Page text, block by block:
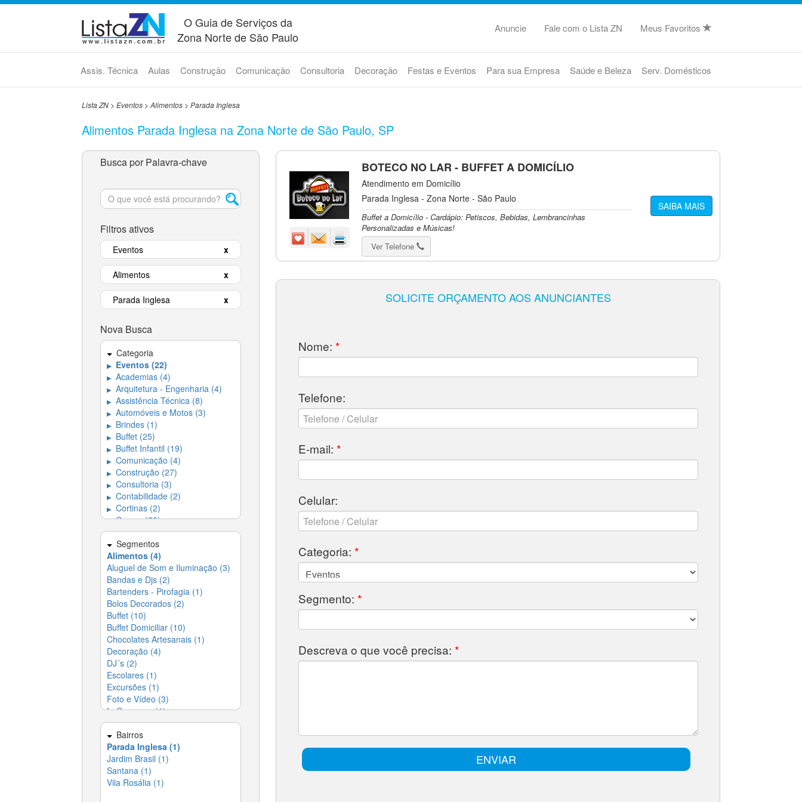
O Guia de Serviços da
Zona Norte de São Paulo
Anuncie Fale com o Lista ZN Meus Favoritos
Assis. Técnica Aulas Construção Comunicação Consultoria Decoração Festas e Eventos Para sua Empresa Saúde e Beleza Serv. Domésticos
Lista ZN> Eventos> Alimentos> Parada Inglesa
Alimentos Parada Inglesa na Zona Norte de São Paulo, SP
Busca por Palavra-chave
Filtros ativos
Eventos x
Alimentos x
Parada Inglesa x
Nova Busca
Categoria
▶ Eventos (22)
▶ Academias (4)
▶ Arquitetura - Engenharia (4)
▶ Assistência Técnica (8)
▶ Automóveis e Motos (3)
▶ Brindes (1)
▶ Buffet (25)
▶ Buffet Infantil (19)
▶ Comunicação (4)
▶ Construção (27)
▶ Consultoria (3)
▶ Contabilidade (2)
▶ Cortinas (2)
▶ Cursos (20)
▶ Decoração (18)
▶ Dedetizadora (4)
▶ Dedetizadoras e
Desentupidoras (5)
▶ Desentupidoras (5)
▶ Entregas em Domicílio -
Delivery (4)
▶ Escolas (21)
▶ Esoterismo (1)
▶ Festas (26)
▶ Fotos e Vídeos (3)
▶ Gráficas (3)
▶ Indústrias (5)
▶ Informática (5)
▶ Jardinagem (3)
▶ Lavanderias (2)
▶ Lazer e Entretenimento (4)
▶ Limpeza (10)
▶ Móveis (7)
▶ Paisagismo (2)
▶ Papelarias (1)
▶ Piscinas, Hidros e Saunas (5)
Segmentos
Alimentos (4)
Aluguel de Som e Iluminação (3)
Bandas e Djs (2)
Bartenders - Pirofagia (1)
Bolos Decorados (2)
Buffet (10)
Buffet Domiciliar (10)
Chocolates Artesanais (1)
Decoração (4)
DJ´s (2)
Escolares (1)
Excursões (1)
Foto e Vídeo (3)
In Company (1)
Locação de Espaço (5)
Luz e Som (3)
Produção (1)
Segurança (1)
Serviços Terceirizados (1)
Telão (2)
Bairros
Parada Inglesa (1)
Jardim Brasil (1)
Santana (1)
Vila Rosália (1)
BOTECO NO LAR - BUFFET A DOMICÍLIO
Atendimento em Domicílio
Parada Inglesa - Zona Norte - São Paulo
Buffet a Domicílio - Cardápio: Petiscos, Bebidas, Lembrancinhas
Personalizadas e Músicas!
Ver Telefone
SAIBA MAIS